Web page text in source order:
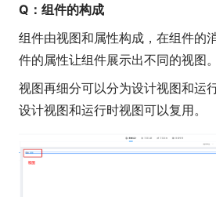
Q：组件的构成
组件由视图和属性构成，在组件的
件的属性让组件展示出不同的视图。
视图再细分可以分为设计视图和运
设计视图和运行时视图可以复用。